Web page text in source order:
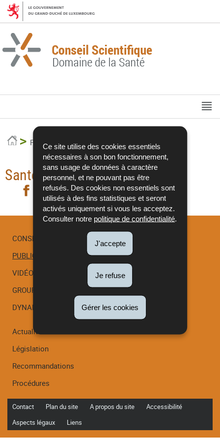
Ce site utilise des cookies essentiels
nécessaires à son bon fonctionnement,
sans usage de données à caractère
personnel, et ne pouvant pas être
refusés. Des cookies non essentiels sont
utilisés à des fins statistiques et seront
activés uniquement si vous les acceptez.
Consulter notre politique de confidentialité
J'accepte
Je refuse
Gérer les cookies
Aller
la
navigation
Aller
contenu
AccueilPublications
Santé de la femme
Partager sur Facebook- nouvelle fenêtre
Partager sur Twitter- nouvelle fenêtre
Partager sur LinkedIn
Imprimer
Menu
de
navigation
CONSEIL SCIENTIFIQUE
PUBLICATIONS
VIDÉOS
GROUPES DE TRAVAIL
DYNAMED
Actualités
Législation
Recommandations
Procédures
Contact Plan du site A propos du site
Accessibilité
Aspects légaux
Liens
Haut